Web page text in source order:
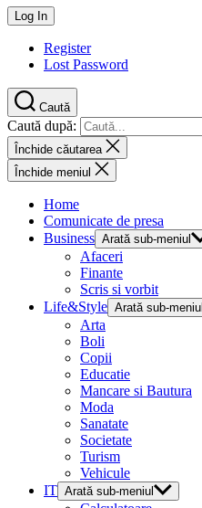
Register
Lost Password
Caută
Caută după:
Închide căutarea
Închide meniul
Home
Comunicate de presa
Business Arată sub-meniul
Afaceri
Finante
Scris si vorbit
Life&Style Arată sub-meniul
Arta
Boli
Copii
Educatie
Mancare si Bautura
Moda
Sanatate
Societate
Turism
Vehicule
IT Arată sub-meniul